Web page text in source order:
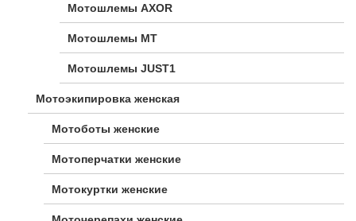
Мотошлемы AXOR
Мотошлемы MT
Мотошлемы JUST1
Мотоэкипировка женская
Мотоботы женские
Мотоперчатки женские
Мотокуртки женские